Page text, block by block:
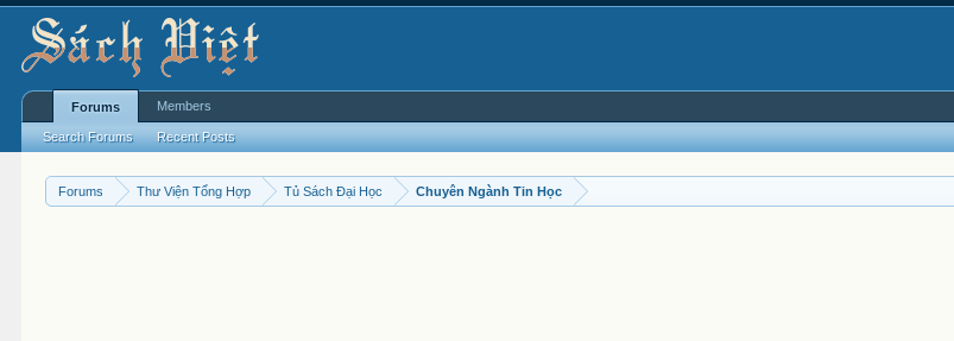
Forums Thư Viện Tổng Hợp Tủ Sách Đại Học Chuyên Ngành Tin Học
Forums
Search Forums Recent Posts
Members